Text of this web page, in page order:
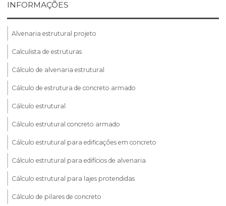
INFORMAÇÕES
Alvenaria estrutural projeto
Calculista de estruturas
Cálculo de alvenaria estrutural
Cálculo de estrutura de concreto armado
Cálculo estrutural
Cálculo estrutural concreto armado
Cálculo estrutural para edificações em concreto
Cálculo estrutural para edifícios de alvenaria
Cálculo estrutural para lajes protendidas
Cálculo de pilares de concreto